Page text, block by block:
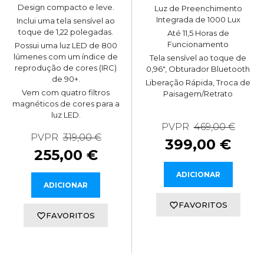
Design compacto e leve.
Inclui uma tela sensível ao
toque de 1,22 polegadas.
Possui uma luz LED de 800
lúmenes com um índice de
reprodução de cores (IRC)
de 90+.
Vem com quatro filtros
magnéticos de cores para a
luz LED.
PVPR 319,00 €
255,00 €
ADICIONAR
FAVORITOS
Luz de Preenchimento
Integrada de 1000 Lux
Até 11,5 Horas de
Funcionamento
Tela sensível ao toque de
0,96", Obturador Bluetooth
Liberação Rápida, Troca de
Paisagem/Retrato
PVPR 469,00 €
399,00 €
ADICIONAR
FAVORITOS